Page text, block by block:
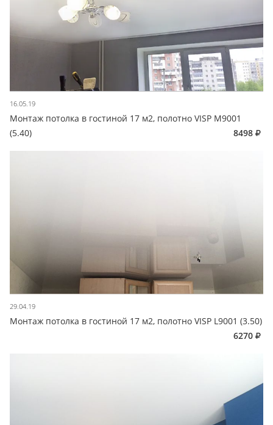
16.05.19
Монтаж потолка в гостиной 17 м2, полотно VISP M9001
(5.40)
8498
29.04.19
Монтаж потолка в гостиной 17 м2, полотно VISP L9001 (3.50)
6270